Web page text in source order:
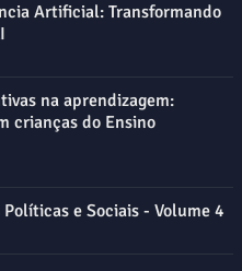
Artificial: Transformando
na aprendizagem:
crianças do Ensino
e Sociais - Volume 4